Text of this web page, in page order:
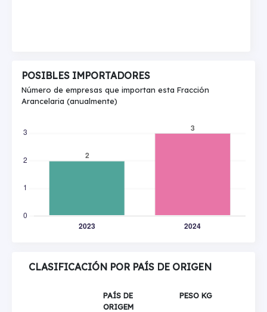
POSIBLES IMPORTADORES
Número de empresas que importan esta Fracción
Arancelaria (anualmente)
CLASIFICACIÓN POR PAÍS DE ORIGEN
PAÍS DE
ORIGEM
PESO KG